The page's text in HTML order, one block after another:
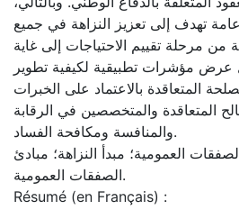
تهدف إلى تعزيز النزاهة في جميع
من مرحلة تقييم الاحتياجات إلى غاية
عرض مؤشرات تطبيقية لكيفية تطوير
المتعاقدة بالاعتماد على الخبرات
المتعاقدة والمتخصصين في الرقابة
والمنافسة ومكافحة الفساد.
العمومية؛ مبدأ النزاهة؛ مبادئ
الصفقات العمومية.
Résumé (en Français) :